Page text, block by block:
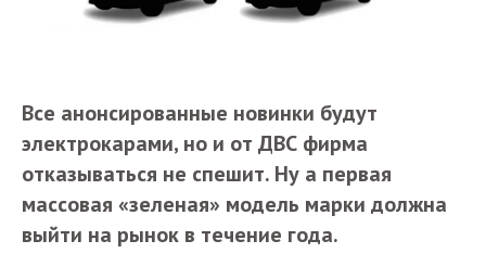
Все анонсированные новинки будут
электрокарами, но и от ДВС фирма
отказываться не спешит. Ну а первая
массовая «зеленая» модель марки должна
выйти на рынок в течение года.